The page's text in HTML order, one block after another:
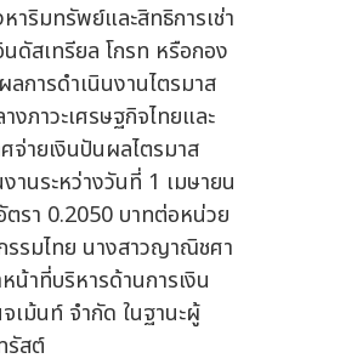
าริมทรัพย์และสิทธิการเช่า
ดัสเทรียล โกรท หรือกอง
การดำเนินงานไตรมาส
ภาวะเศรษฐกิจไทยและ
ายเงินปันผลไตรมาส
านระหว่างวันที่ 1 เมษายน
รา 0.2050 บาทต่อหน่วย
รมไทย นางสาวญาณิชศา
น้าที่บริหารด้านการเงิน
เม้นท์ จำกัด ในฐานะผู้
รัสต์